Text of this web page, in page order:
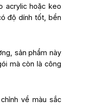
acrylic hoặc keo
độ dính tốt, bền
sản phẩm này
mà còn là công
về màu sắc